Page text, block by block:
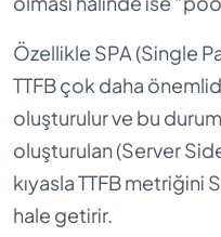
Özellikle SPA (Single
TTFB çok daha
oluşturulur ve bu
oluşturulan (Server
kıyasla TTFB metriğini
hale getirir.